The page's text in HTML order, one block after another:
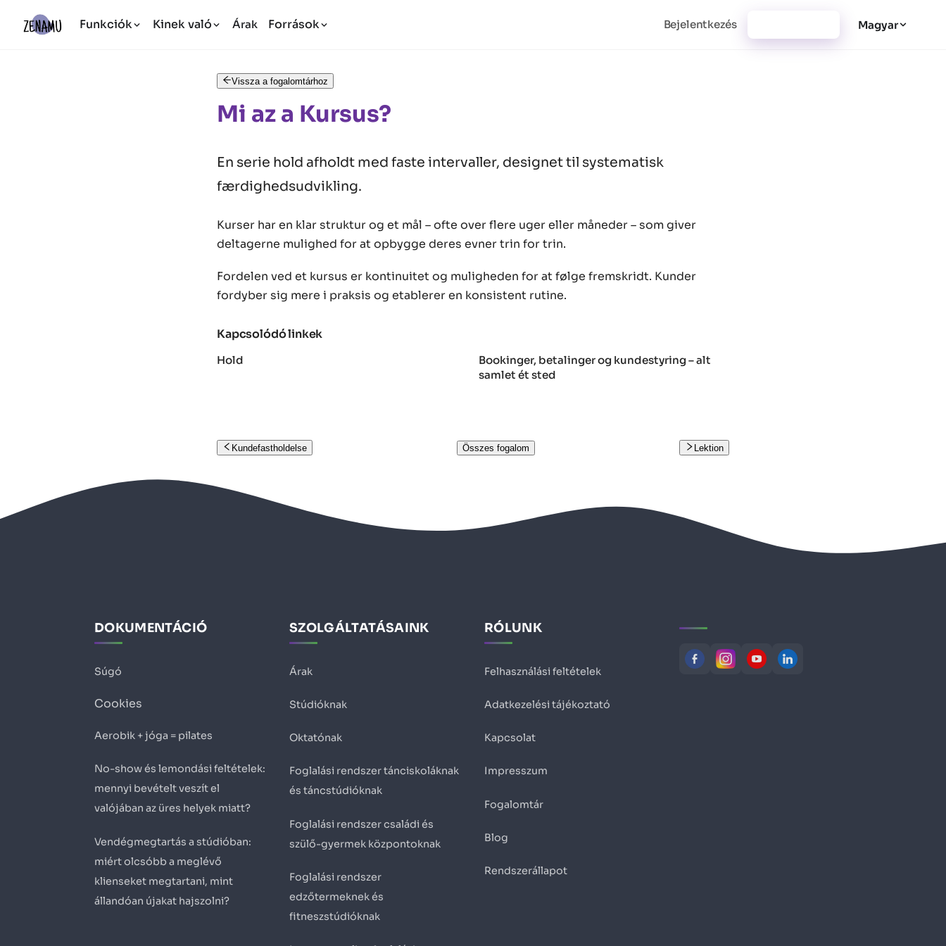
Funkciók Kinek való Árak Források Bejelentkezés Magyar
Vissza a fogalomtárhoz
Mi az a Kursus?
En serie hold afholdt med faste intervaller, designet til systematisk
færdighedsudvikling.
Kurser har en klar struktur og et mål – ofte over flere uger eller måneder – som giver
deltagerne mulighed for at opbygge deres evner trin for trin.
Fordelen ved et kursus er kontinuitet og muligheden for at følge fremskridt. Kunder
fordyber sig mere i praksis og etablerer en konsistent rutine.
Kapcsolódó linkek
Hold
Bookinger, betalinger og kundestyring – alt
samlet ét sted
Kundefastholdelse Összes fogalom Lektion
DOKUMENTÁCIÓ
Súgó
Cookies
Aerobik + jóga = pilates
No-show és lemondási feltételek:
mennyi bevételt veszít el
valójában az üres helyek miatt?
Vendégmegtartás a stúdióban:
miért olcsóbb a meglévő
klienseket megtartani, mint
állandóan újakat hajszolni?
SZOLGÁLTATÁSAINK
Árak
Stúdióknak
Oktatónak
Foglalási rendszer tánciskoláknak
és táncstúdióknak
Foglalási rendszer családi és
szülő-gyermek központoknak
Foglalási rendszer
edzőtermeknek és
fitneszstúdióknak
RÓLUNK
Felhasználási feltételek
Adatkezelési tájékoztató
Kapcsolat
Impresszum
Fogalomtár
Blog
Rendszerállapot